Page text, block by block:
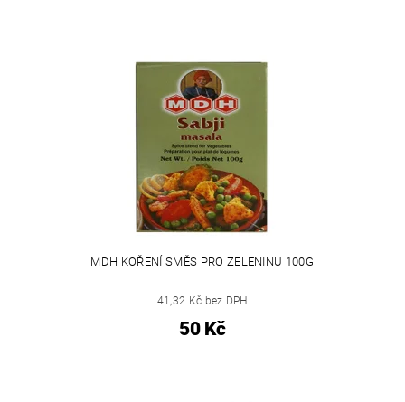
MDH KOŘENÍ SMĚS PRO ZELENINU 100G
41,32 Kč bez DPH
50 Kč